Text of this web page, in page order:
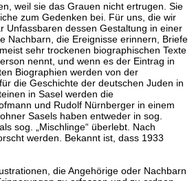
weil sie das Grauen nicht ertrugen. Sie
zum Gedenken bei. Für uns, die wir
Unfassbaren dessen Gestaltung in einer
Nachbarn, die Ereignisse erinnern, Briefe
sehr trockenen biographischen Texte
nennt, und wenn es der Eintrag in
Biographien werden von der
die Geschichte der deutschen Juden in
in Sasel werden die
und Rudolf Nürnberger in einem
Sasels haben entweder in sog.
sog. „Mischlinge“ überlebt. Nach
werden. Bekannt ist, dass 1933
die Angehörige oder Nachbarn